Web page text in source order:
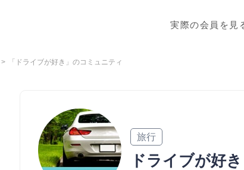
実際の会員を見
「ドライブが好き」のコミュニティ
旅行
ドライブが好き